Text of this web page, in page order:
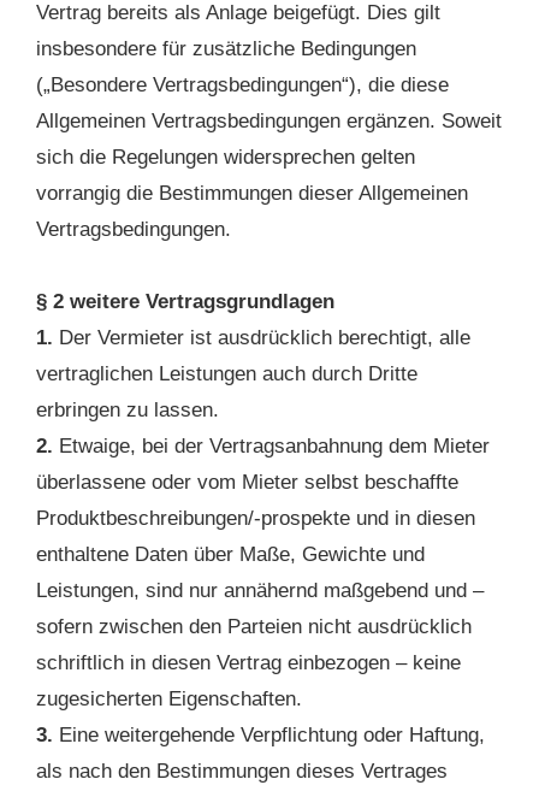
Vertrag bereits als Anlage beigefügt. Dies gilt
insbesondere für zusätzliche Bedingungen
(„Besondere Vertragsbedingungen“), die diese
Allgemeinen Vertragsbedingungen ergänzen. Soweit
sich die Regelungen widersprechen gelten
vorrangig die Bestimmungen dieser Allgemeinen
Vertragsbedingungen.
§ 2 weitere Vertragsgrundlagen
1. Der Vermieter ist ausdrücklich berechtigt, alle
vertraglichen Leistungen auch durch Dritte
erbringen zu lassen.
2. Etwaige, bei der Vertragsanbahnung dem Mieter
überlassene oder vom Mieter selbst beschaffte
Produktbeschreibungen/-prospekte und in diesen
enthaltene Daten über Maße, Gewichte und
Leistungen, sind nur annähernd maßgebend und –
sofern zwischen den Parteien nicht ausdrücklich
schriftlich in diesen Vertrag einbezogen – keine
zugesicherten Eigenschaften.
3. Eine weitergehende Verpflichtung oder Haftung,
als nach den Bestimmungen dieses Vertrages